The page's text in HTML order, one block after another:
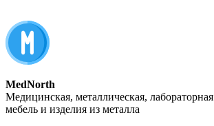
MedNorth
Медицинская, металлическая, лабораторная
мебель и изделия из металла